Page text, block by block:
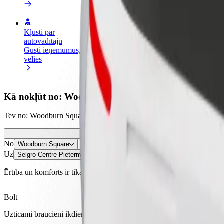
Kļūsti par
autovadītāju
Gūsti ieņēmumus, kā
vēlies
Kļūsti par kurjeru
Piegādā ēdienu un saņem izmaksu
ik nedēļu
Kā nokļūt no: Woodburn Square uz: Selgro Centre
Tev no: Woodburn Square jānokļūst uz: Selgro Centre
No Woodburn Square
Uz Selgro Centre Pietermaritzburg
Ērtība un komforts ir tikai dažu pieskārienu attālumā!
Bolt
Uzticami braucieni ikdienas vidēja izmēra auto